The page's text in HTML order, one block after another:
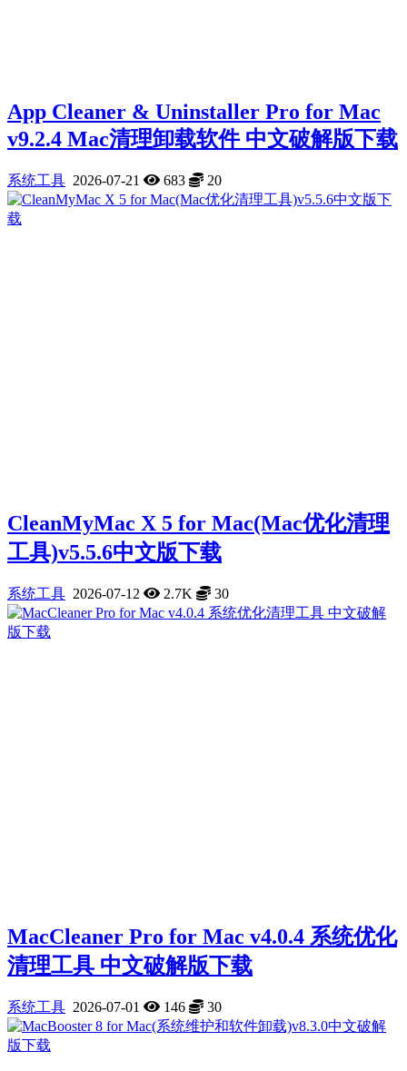
App Cleaner & Uninstaller Pro for Mac
v9.2.4 Mac清理卸载软件 中文破解版下载
系统工具 2026-07-21 683 20
CleanMyMac X 5 for Mac(Mac优化清理
工具)v5.5.6中文版下载
系统工具 2026-07-12 2.7K 30
MacCleaner Pro for Mac v4.0.4 系统优化
清理工具 中文破解版下载
系统工具 2026-07-01 146 30